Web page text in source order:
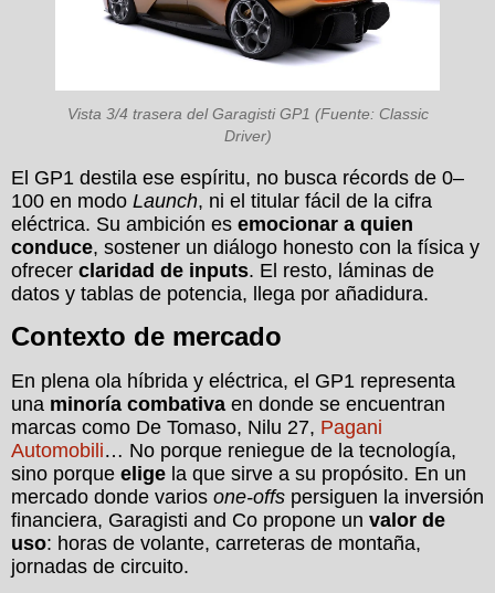
Vista 3/4 trasera del Garagisti GP1 (Fuente: Classic
Driver)
El GP1 destila ese espíritu, no busca récords de 0–
100 en modo Launch, ni el titular fácil de la cifra
eléctrica. Su ambición es emocionar a quien
conduce, sostener un diálogo honesto con la física y
ofrecer claridad de inputs. El resto, láminas de
datos y tablas de potencia, llega por añadidura.
Contexto de mercado
En plena ola híbrida y eléctrica, el GP1 representa
una minoría combativa en donde se encuentran
marcas como De Tomaso, Nilu 27, Pagani
Automobili… No porque reniegue de la tecnología,
sino porque elige la que sirve a su propósito. En un
mercado donde varios one-offs persiguen la inversión
financiera, Garagisti and Co propone un valor de
uso: horas de volante, carreteras de montaña,
jornadas de circuito.